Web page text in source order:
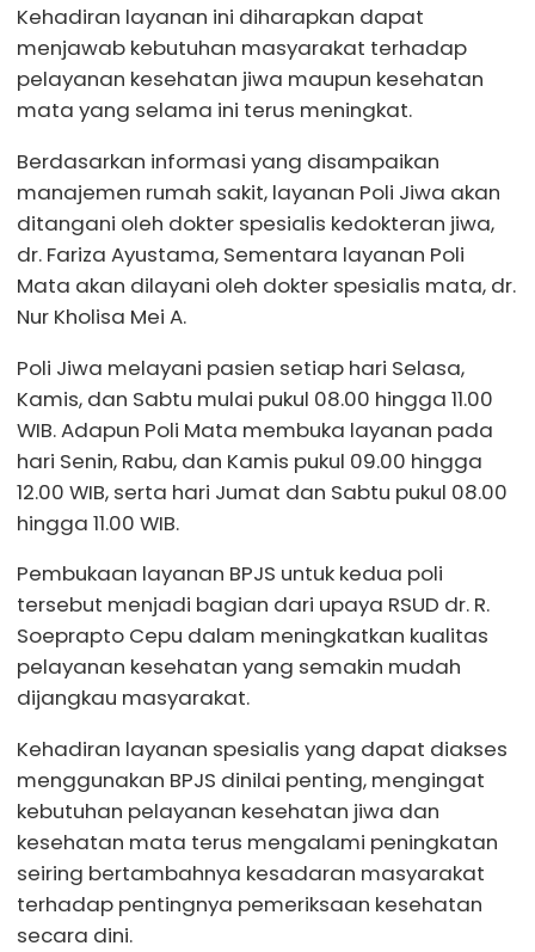
Kehadiran layanan ini diharapkan dapat
menjawab kebutuhan masyarakat terhadap
pelayanan kesehatan jiwa maupun kesehatan
mata yang selama ini terus meningkat.
Berdasarkan informasi yang disampaikan
manajemen rumah sakit, layanan Poli Jiwa akan
ditangani oleh dokter spesialis kedokteran jiwa,
dr. Fariza Ayustama, Sementara layanan Poli
Mata akan dilayani oleh dokter spesialis mata, dr.
Nur Kholisa Mei A.
Poli Jiwa melayani pasien setiap hari Selasa,
Kamis, dan Sabtu mulai pukul 08.00 hingga 11.00
WIB. Adapun Poli Mata membuka layanan pada
hari Senin, Rabu, dan Kamis pukul 09.00 hingga
12.00 WIB, serta hari Jumat dan Sabtu pukul 08.00
hingga 11.00 WIB.
Pembukaan layanan BPJS untuk kedua poli
tersebut menjadi bagian dari upaya RSUD dr. R.
Soeprapto Cepu dalam meningkatkan kualitas
pelayanan kesehatan yang semakin mudah
dijangkau masyarakat.
Kehadiran layanan spesialis yang dapat diakses
menggunakan BPJS dinilai penting, mengingat
kebutuhan pelayanan kesehatan jiwa dan
kesehatan mata terus mengalami peningkatan
seiring bertambahnya kesadaran masyarakat
terhadap pentingnya pemeriksaan kesehatan
secara dini.